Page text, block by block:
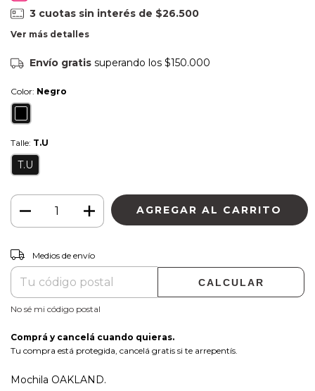
3 cuotas sin interés de $26.500
Ver más detalles
Envío gratis superando los $150.000
Color: Negro
Talle: T.U
T.U
Entregas para el CP:
Medios de envío
CALCULAR
No sé mi código postal
Comprá y cancelá cuando quieras.
Tu compra está protegida, cancelá gratis si te arrepentís.
Mochila OAKLAND.